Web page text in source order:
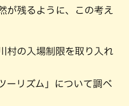
が残るように、この考え
村の入場制限を取り入れ
ーリズム」について調べ